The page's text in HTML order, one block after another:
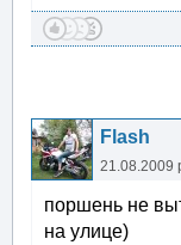
Flash
21.08.2009
поршень не
на улице)